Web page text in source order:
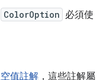
ColorOption 必須使
值註解 ，這些註解屬